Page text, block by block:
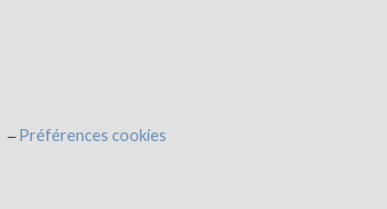
Préférences cookies